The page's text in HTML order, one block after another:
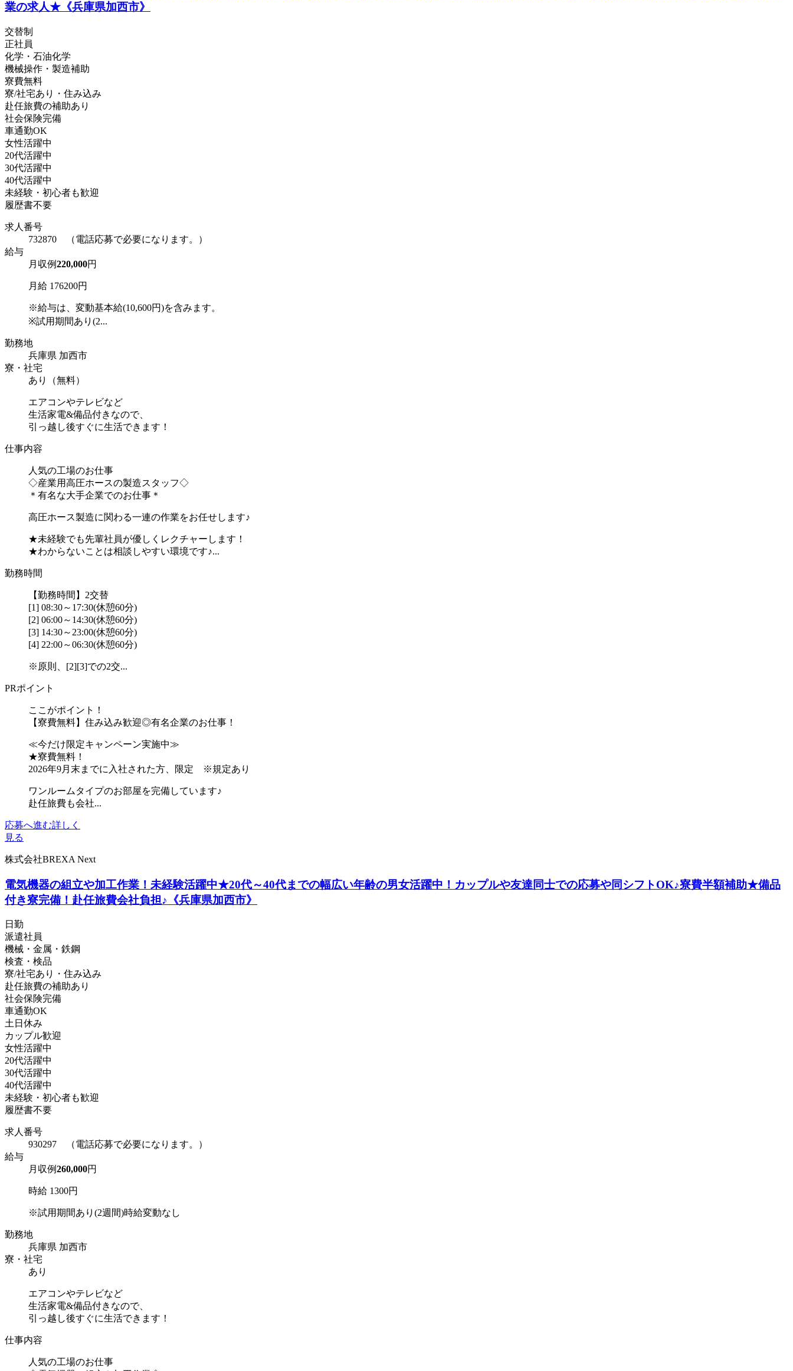
業の求人★《兵庫県加西市》
交替制
正社員
化学・石油化学
機械操作・製造補助
寮費無料
寮/社宅あり・住み込み
赴任旅費の補助あり
社会保険完備
車通勤OK
女性活躍中
20代活躍中
30代活躍中
40代活躍中
未経験・初心者も歓迎
履歴書不要
求人番号
732870 （電話応募で必要になります。）
給与
月収例220,000円
月給 176200円
※給与は、変動基本給(10,600円)を含みます。
※試用期間あり(2...
勤務地
兵庫県 加西市
寮・社宅
あり（無料）
エアコンやテレビなど
生活家電&備品付きなので、
引っ越し後すぐに生活できます！
仕事内容
人気の工場のお仕事
◇産業用高圧ホースの製造スタッフ◇
＊有名な大手企業でのお仕事＊
高圧ホース製造に関わる一連の作業をお任せします♪
★未経験でも先輩社員が優しくレクチャーします！
★わからないことは相談しやすい環境です♪...
勤務時間
【勤務時間】2交替
[1] 08:30～17:30(休憩60分)
[2] 06:00～14:30(休憩60分)
[3] 14:30～23:00(休憩60分)
[4] 22:00～06:30(休憩60分)
※原則、[2][3]での2交...
PRポイント
ここがポイント！
【寮費無料】住み込み歓迎◎有名企業のお仕事！
≪今だけ限定キャンペーン実施中≫
★寮費無料！
2026年9月末までに入社された方、限定 ※規定あり
ワンルームタイプのお部屋を完備しています♪
赴任旅費も会社...
応募へ進む詳しく
見る
株式会社BREXA Next
電気機器の組立や加工作業！未経験活躍中★20代～40代までの幅広い年齢の男女活躍中！カップルや友達同士での応募や同シフトOK♪寮費半額補助★備品
付き寮完備！赴任旅費会社負担♪《兵庫県加西市》
日勤
派遣社員
機械・金属・鉄鋼
検査・検品
寮/社宅あり・住み込み
赴任旅費の補助あり
社会保険完備
車通勤OK
土日休み
カップル歓迎
女性活躍中
20代活躍中
30代活躍中
40代活躍中
未経験・初心者も歓迎
履歴書不要
求人番号
930297 （電話応募で必要になります。）
給与
月収例260,000円
時給 1300円
※試用期間あり(2週間)時給変動なし
勤務地
兵庫県 加西市
寮・社宅
あり
エアコンやテレビなど
生活家電&備品付きなので、
引っ越し後すぐに生活できます！
仕事内容
人気の工場のお仕事